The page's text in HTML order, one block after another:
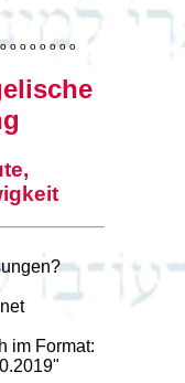
o o o o o o o o
im Format:
"